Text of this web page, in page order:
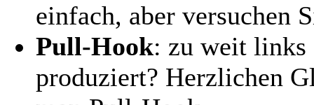
einfach, aber versuchen
Pull-Hook: zu weit links
produziert? Herzlichen